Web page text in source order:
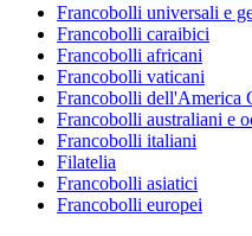
Francobolli universali e
Francobolli caraibici
Francobolli africani
Francobolli vaticani
Francobolli dell'America
Francobolli australiani e
Francobolli italiani
Filatelia
Francobolli asiatici
Francobolli europei